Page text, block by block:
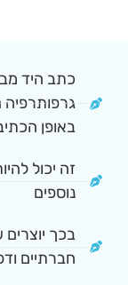
כתב היד
גרפותרפיה
באופן
זה יכול
נוספים
בכך
חברתיים